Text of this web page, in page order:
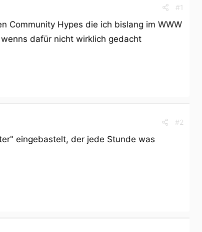
#1
Community Hypes die ich bislang im WWW
dafür nicht wirklich gedacht
#2
eingebastelt, der jede Stunde was